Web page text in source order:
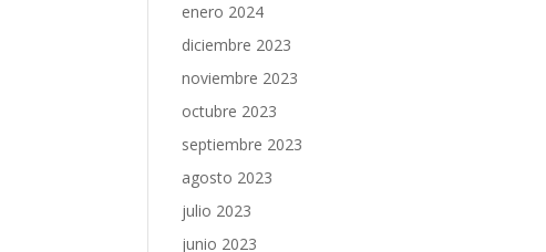
enero 2024
diciembre 2023
noviembre 2023
octubre 2023
septiembre 2023
agosto 2023
julio 2023
junio 2023